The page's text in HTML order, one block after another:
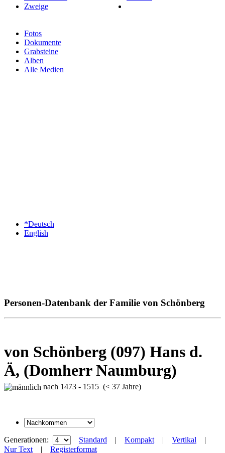
Fotos
Dokumente
Grabsteine
Alben
Alle Medien
Zweige
*Deutsch
English
Personen-Datenbank der Familie von Schönberg
von Schönberg (097) Hans d.
Ä, (Domherr Naumburg)
nach 1473 - 1515 (< 37 Jahre)
Generationen: Standard | Kompakt | Vertikal |
Nur Text | Registerformat